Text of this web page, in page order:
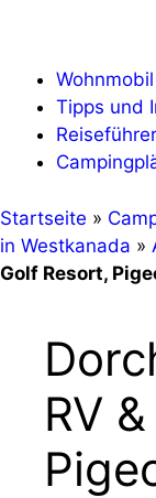
springen
Tipps und
Reiseführer
Startseite »
in Westkanada »
Golf Resort,
RV